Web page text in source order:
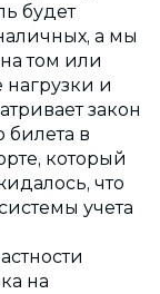
будет
а мы
том или
и
закон
билета в
который
что
учета
на